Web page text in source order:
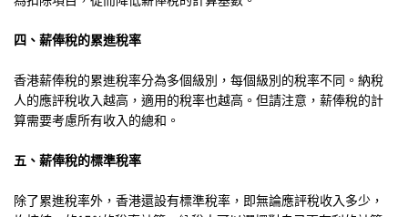
四、薪俸稅的累進稅率
香港薪俸稅的累進稅率分為多個級別，每個級別的稅率不同。納稅
人的應評稅收入越高，適用的稅率也越高。但請注意，薪俸稅的計
算需要考慮所有收入的總和。
五、薪俸稅的標準稅率
除了累進稅率外，香港還設有標準稅率，即無論應評稅收入多少，